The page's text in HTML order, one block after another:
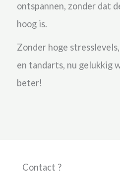
ontspannen, zonder dat
hoog is.
Zonder hoge
en tandarts, nu gelukkig
beter!
Contact ?